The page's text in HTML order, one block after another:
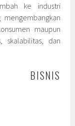
ke industri
maupun
skalabilitas, dan
BISNIS